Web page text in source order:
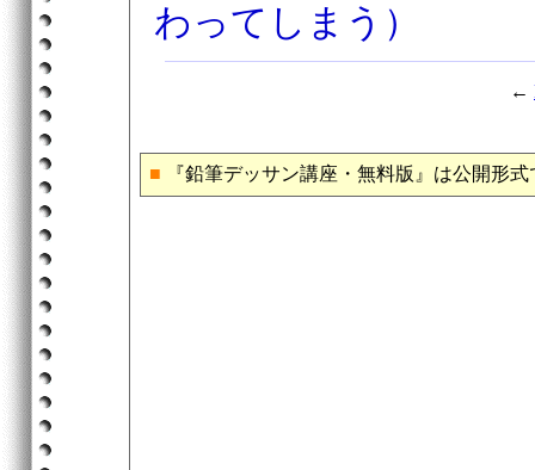
わってしまう）
←
■ 『鉛筆デッサン講座・無料版』は公開形